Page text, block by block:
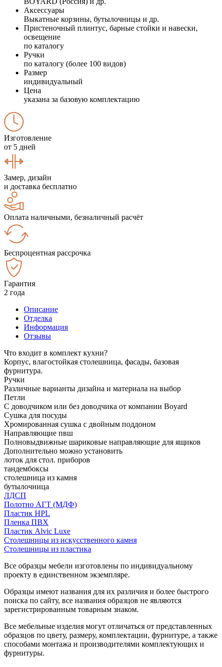
Аксессуары
Выкатные корзины, бутылочницы и др.
Пристеночный плинтус, барные стойки и навески,
освещение
по каталогу
Ручки
по каталогу (более 100 видов)
Размер
индивидуальный
Цена
указана за базовую комплектацию
Изготовление
от 5 дней
Замер, дизайн
и доставка бесплатно
Оплата наличными, безналичный расчёт
Беспроцентная рассрочка
Гарантия
2 года
Описание
Отделка
Информация
Отзывы
Что входит в комплект кухни?
Корпус, влагостойкая столешница, фасады, базовая
фурнитура.
Ручки
Различные варианты дизайна и материала на выбор
Петли
С доводчиком или без доводчика от компании Boyard
Сушка для посуды
Хромированная сушка с двойным поддоном
Направляющие пвш
Полновыдвижные шариковые направляющие для ящиков
Дополнительно можно установить
лоток для стол. приборов
тандембоксы
столешница из камня
бутылочница
ЛДСП
Полотно АГТ (МДФ)
Пластик HPL
Пленка ПВХ
Пластик Alvic Luxe
Столешницы из искусственного камня
Столешницы из пластика
Все образцы мебели изготовлены по индивидуальному
проекту в единственном экземпляре.
Образцы имеют названия для их различия и более быстрого
поиска по сайту, все названия образцов не являются
зарегистрированным товарным знаком.
Все мебельные изделия могут отличаться от представленных
образцов по цвету, размеру, комплектации, фурнитуре, а также
способами монтажа и производителями комплектующих и
фурнитуры.